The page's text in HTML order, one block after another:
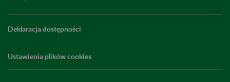
Deklaracja dostępności
Ustawienia plików cookies